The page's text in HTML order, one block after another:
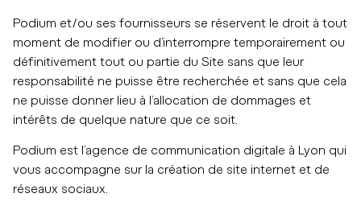
Podium et/ou ses fournisseurs se réservent le droit à tout
moment de modifier ou d’interrompre temporairement ou
définitivement tout ou partie du Site sans que leur
responsabilité ne puisse être recherchée et sans que cela
ne puisse donner lieu à l’allocation de dommages et
intérêts de quelque nature que ce soit.
Podium est l’agence de communication digitale à Lyon qui
vous accompagne sur la création de site internet et de
réseaux sociaux.